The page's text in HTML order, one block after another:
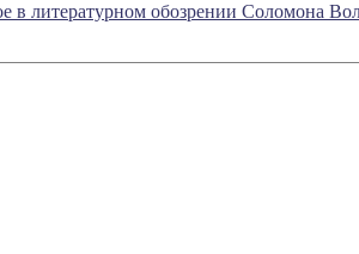
в литературном обозрении Соломона